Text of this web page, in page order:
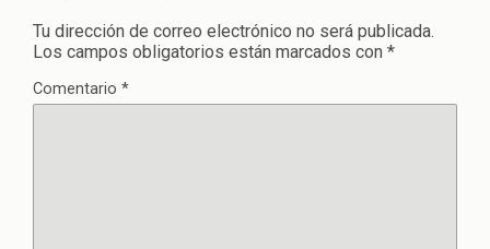
Tu dirección de correo electrónico no será publicada.
Los campos obligatorios están marcados con *
Comentario *